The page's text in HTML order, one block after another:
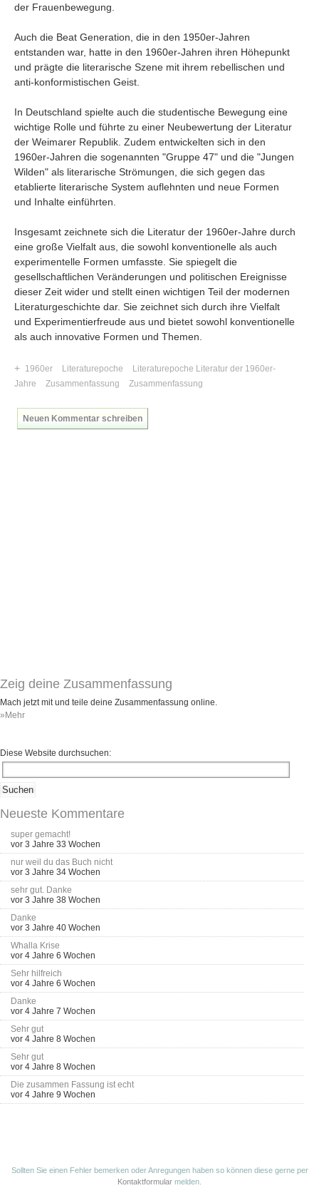
der Frauenbewegung.
Auch die Beat Generation, die in den 1950er-Jahren
entstanden war, hatte in den 1960er-Jahren ihren Höhepunkt
und prägte die literarische Szene mit ihrem rebellischen und
anti-konformistischen Geist.
In Deutschland spielte auch die studentische Bewegung eine
wichtige Rolle und führte zu einer Neubewertung der Literatur
der Weimarer Republik. Zudem entwickelten sich in den
1960er-Jahren die sogenannten "Gruppe 47" und die "Jungen
Wilden" als literarische Strömungen, die sich gegen das
etablierte literarische System auflehnten und neue Formen
und Inhalte einführten.
Insgesamt zeichnete sich die Literatur der 1960er-Jahre durch
eine große Vielfalt aus, die sowohl konventionelle als auch
experimentelle Formen umfasste. Sie spiegelt die
gesellschaftlichen Veränderungen und politischen Ereignisse
dieser Zeit wider und stellt einen wichtigen Teil der modernen
Literaturgeschichte dar. Sie zeichnet sich durch ihre Vielfalt
und Experimentierfreude aus und bietet sowohl konventionelle
als auch innovative Formen und Themen.
+ 1960er Literaturepoche
Literaturepoche Literatur der 1960er-
Jahre
Zusammenfassung Zusammenfassung
Neuen Kommentar schreiben
Zeig deine Zusammenfassung
Mach jetzt mit und teile deine Zusammenfassung online.
»Mehr
Diese Website durchsuchen:
Neueste Kommentare
super gemacht!
vor 3 Jahre 33 Wochen
nur weil du das Buch nicht
vor 3 Jahre 34 Wochen
sehr gut. Danke
vor 3 Jahre 38 Wochen
Danke
vor 3 Jahre 40 Wochen
Whalla Krise
vor 4 Jahre 6 Wochen
Sehr hilfreich
vor 4 Jahre 6 Wochen
Danke
vor 4 Jahre 7 Wochen
Sehr gut
vor 4 Jahre 8 Wochen
Sehr gut
vor 4 Jahre 8 Wochen
Die zusammen Fassung ist echt
vor 4 Jahre 9 Wochen
Sollten Sie einen Fehler bemerken oder Anregungen haben so können diese gerne per
Kontaktformular melden.